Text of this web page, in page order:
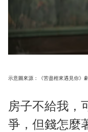
示意圖來源：《苦盡柑來遇見你》
房子不給我，
爭，但錢怎麼